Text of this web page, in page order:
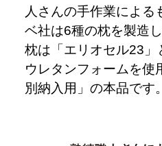
人さんの手作業による
ベ社は6種の枕を製造
枕は「エリオセル23」
ウレタンフォームを使
別納入用」の本品です。